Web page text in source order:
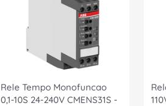
Rele Tempo Monofuncao
0,1-10S 24-240V CMENS31S -